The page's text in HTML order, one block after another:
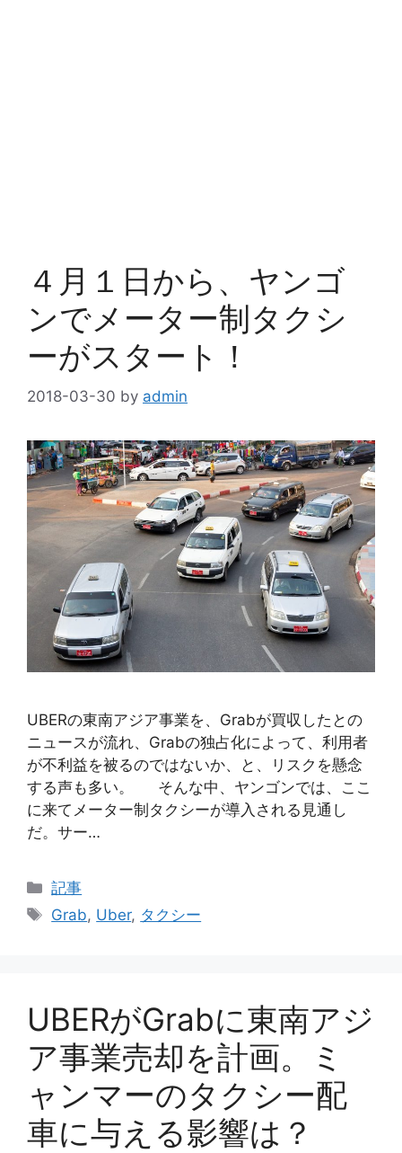
４月１日から、ヤンゴ
ンでメーター制タクシ
ーがスタート！
2018-03-30 by admin
UBERの東南アジア事業を、Grabが買収したとの
ニュースが流れ、Grabの独占化によって、利用者
が不利益を被るのではないか、と、リスクを懸念
する声も多い。 そんな中、ヤンゴンでは、ここ
に来てメーター制タクシーが導入される見通し
だ。サー…
Categories
記事
Tags
Grab, Uber, タクシー
UBERがGrabに東南アジ
ア事業売却を計画。ミ
ャンマーのタクシー配
車に与える影響は？